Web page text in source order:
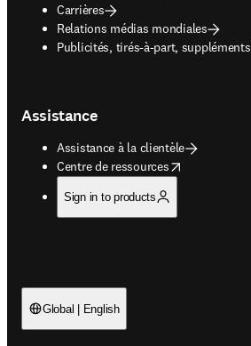
Carrières
Relations médias mondiales
Publicités, tirés-à-part, suppléments
opens in new tab/window
Assistance
Assistance à la clientèle
Centre de ressources
opens in new tab/window
Sign in to products
Global | English